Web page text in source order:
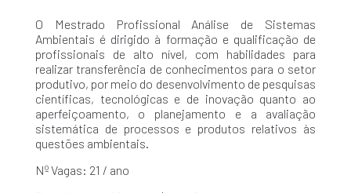
O Mestrado Profissional Análise de Sistemas
Ambientais é dirigido à formação e qualificação de
profissionais de alto nível, com habilidades para
realizar transferência de conhecimentos para o setor
produtivo, por meio do desenvolvimento de pesquisas
científicas, tecnológicas e de inovação quanto ao
aperfeiçoamento, o planejamento e a avaliação
sistemática de processos e produtos relativos às
questões ambientais.
Nº Vagas: 21 / ano